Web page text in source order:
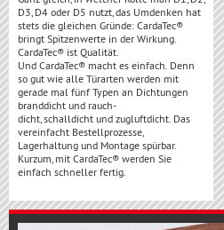
D3, D4 oder D5 nutzt, das Umdenken hat
stets die gleichen Gründe: CardaTec®
bringt Spitzenwerte in der Wirkung.
CardaTec® ist Qualität.
Und CardaTec® macht es einfach. Denn
so gut wie alle Türarten werden mit
gerade mal fünf Typen an Dichtungen
branddicht und rauch-
dicht, schalldicht und zugluftdicht. Das
vereinfacht Bestellprozesse,
Lagerhaltung und Montage spürbar.
Kurzum, mit CardaTec® werden Sie
einfach schneller fertig.